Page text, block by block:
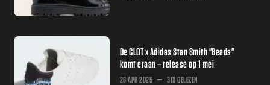
De CLOT x Adidas Stan Smith "Beads"
komt eraan – release op 1 mei
28 APR 2025 31X GELEZEN